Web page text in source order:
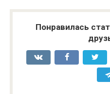
Понравилась